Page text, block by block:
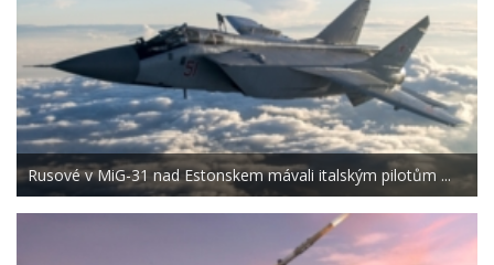
Rusové v MiG-31 nad Estonskem mávali italským pilotům ...